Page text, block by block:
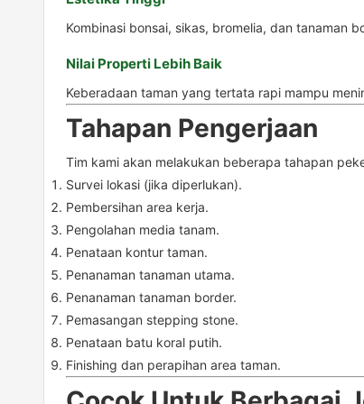
Kombinasi bonsai, sikas, bromelia, dan tanaman
Nilai Properti Lebih Baik
Keberadaan taman yang tertata rapi mampu
Tahapan Pengerjaan
Tim kami akan melakukan beberapa tahapan
Survei lokasi (jika diperlukan).
Pembersihan area kerja.
Pengolahan media tanam.
Penataan kontur taman.
Penanaman tanaman utama.
Penanaman tanaman border.
Pemasangan stepping stone.
Penataan batu koral putih.
Finishing dan perapihan area taman.